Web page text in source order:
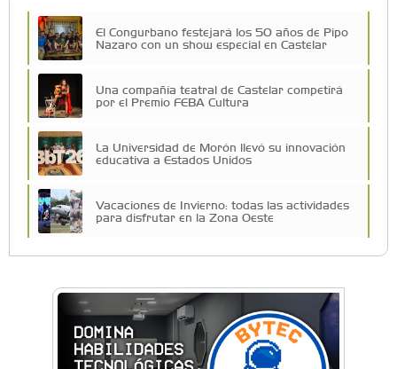
El Congurbano festejará los 50 años de Pipo
Nazaro con un show especial en Castelar
Una compañía teatral de Castelar competirá
por el Premio FEBA Cultura
La Universidad de Morón llevó su innovación
educativa a Estados Unidos
Vacaciones de Invierno: todas las actividades
para disfrutar en la Zona Oeste
La histórica FM En Tránsito cumple 39 años y
lo festejará con un fiestón en Auditorio Oeste